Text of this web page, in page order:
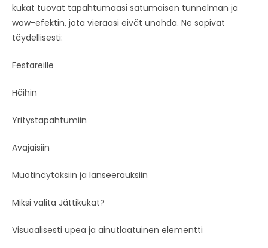
kukat tuovat tapahtumaasi satumaisen tunnelman ja
wow-efektin, jota vieraasi eivät unohda. Ne sopivat
täydellisesti:
Festareille
Häihin
Yritystapahtumiin
Avajaisiin
Muotinäytöksiin ja lanseerauksiin
Miksi valita Jättikukat?
Visuaalisesti upea ja ainutlaatuinen elementti